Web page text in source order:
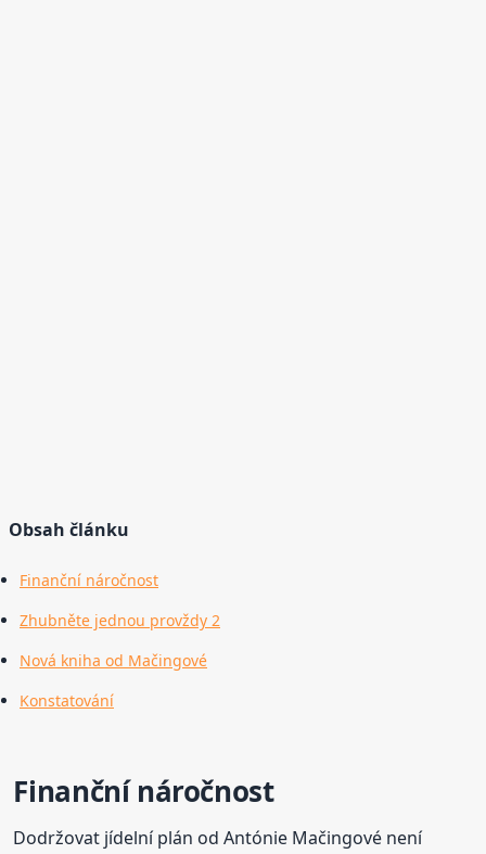
Obsah článku
Finanční náročnost
Zhubněte jednou provždy 2
Nová kniha od Mačingové
Konstatování
Finanční náročnost
Dodržovat jídelní plán od Antónie Mačingové není